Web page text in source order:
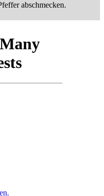
abschmecken.